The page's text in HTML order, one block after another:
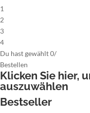
1
2
3
4
Du hast gewählt0/
Bestellen
Klicken Sie hier,
auszuwählen
Bestseller